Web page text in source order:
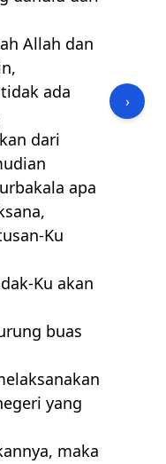
Allah dan
ada
dari
apa
Ku
Ku akan
buas
yang
maka
›